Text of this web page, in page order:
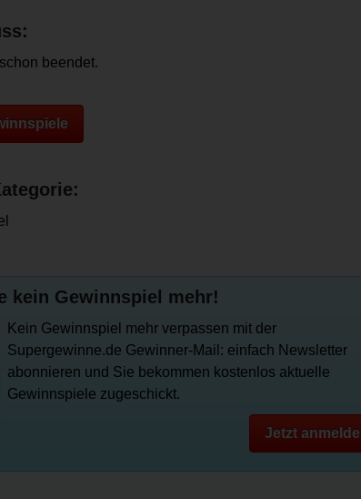
beendet.
kein Gewinnspiel mehr!
Kein Gewinnspiel mehr verpassen mit der
Supergewinne.de Gewinner-Mail: einfach Newsletter
abonnieren und Sie bekommen kostenlos aktuelle
Gewinnspiele zugeschickt.
Jetzt